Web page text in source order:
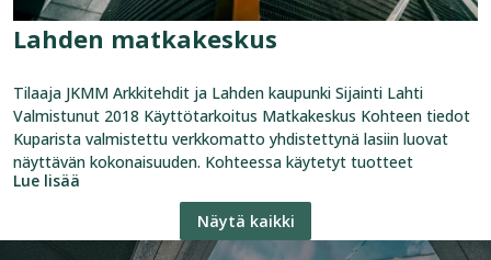
Lahden matkakeskus
Tilaaja JKMM Arkkitehdit ja Lahden kaupunki Sijainti Lahti
Valmistunut 2018 Käyttötarkoitus Matkakeskus Kohteen tiedot
Kuparista valmistettu verkkomatto yhdistettynä lasiin luovat
näyttävän kokonaisuuden. Kohteessa käytetyt tuotteet
Lue lisää
Näytä kaikki